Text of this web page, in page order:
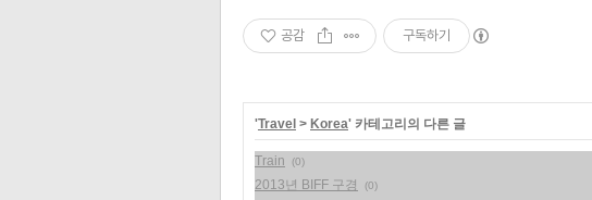
공감 구독하기
'Travel > Korea' 카테고리의 다른 글
Train (0)
2013년 BIFF 구경 (0)